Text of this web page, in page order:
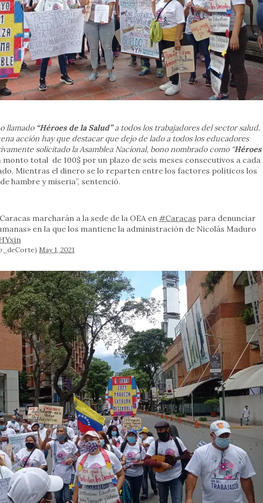
llamado “Héroes de la Salud”a todos los trabajadores del sector salud.
acción hay que destacar que dejo de lado a todos los educadores
solicitado la Asamblea Nacional, bono nombrado como “Héroes
total de 100$ por un plazo de seis meses consecutivos a cada
Mientras el dinero se lo reparten entre los factores políticos los
hambre y miseria”, sentenció.
marcharán a la sede de la OEA en #Caracas para denunciar
en la que los mantiene la administración de Nicolás Maduro
May 1, 2021